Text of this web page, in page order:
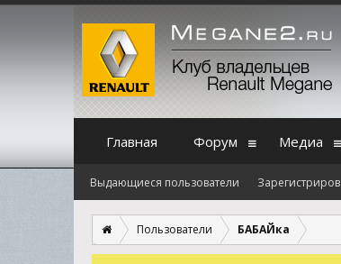
Пользователи БАБАЙка
Главная Форум Медиа
Выдающиеся пользователи